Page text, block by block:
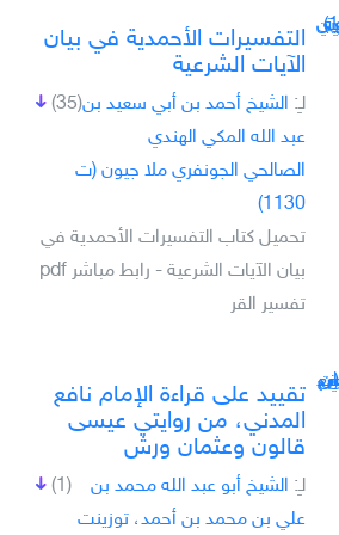
التفسيرات الأحمدية في بيان
الآيات الشرعية
(35) لـِ: الشيخ أحمد بن أبي سعيد بن
عبد الله المكي الهندي
الصالحي الجونفري ملا جيون (ت
1130)
تحميل كتاب التفسيرات الأحمدية في
بيان الآيات الشرعية - رابط مباشر pdf
تفسير القر
تقييد على قراءة الإمام نافع
المدني، من روايتي عيسى
قالون وعثمان ورش
(1) لـِ: الشيخ أبو عبد الله محمد بن
علي بن محمد بن أحمد، توزينت